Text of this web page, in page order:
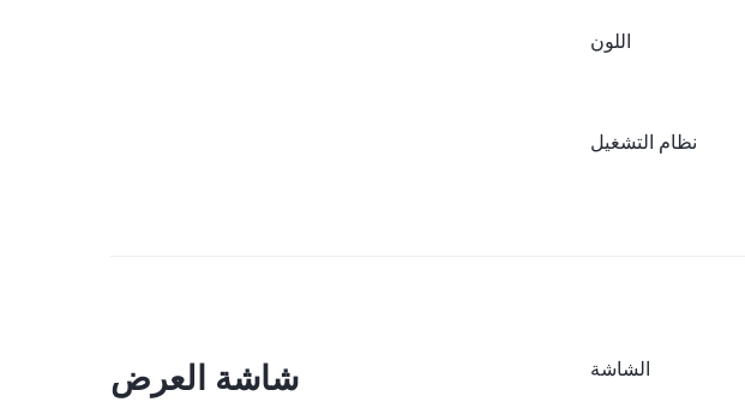
اللون
نظام التشغيل
شاشة العرض الشاشة